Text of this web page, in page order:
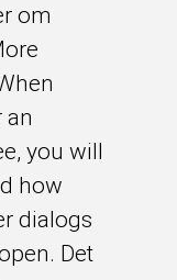
om
an
you will
how
dialogs
Det